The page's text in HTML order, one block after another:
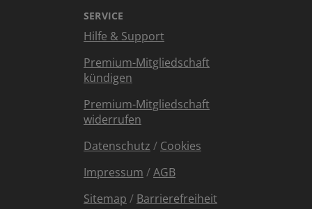
SERVICE
Hilfe & Support
Premium-Mitgliedschaft
kündigen
Premium-Mitgliedschaft
widerrufen
Datenschutz / Cookies
Impressum /AGB
Sitemap / Barrierefreiheit